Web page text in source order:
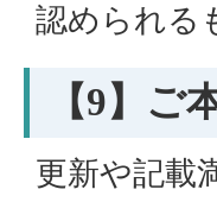
認められる
【9】ご
更新や記載